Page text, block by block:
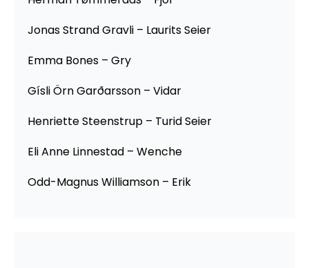
Jonas Strand Gravli – Laurits Seier
Emma Bones – Gry
Gísli Örn Garðarsson – Vidar
Henriette Steenstrup – Turid Seier
Eli Anne Linnestad – Wenche
Odd-Magnus Williamson – Erik